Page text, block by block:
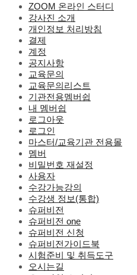
ZOOM 온라인 스터디
강사진 소개
개인정보 처리방침
결제
계정
공지사항
교육문의
교육문의리스트
기관전용멤버쉽
내 멤버쉽
로그아웃
로그인
마스터/교육기관 전용몰
멤버
비밀번호 재설정
사용자
수강가능강의
수강생 정보(통합)
슈퍼비전
슈퍼비전 one
슈퍼비전 신청
슈퍼비전가이드북
시험준비 및 취득도구
오시는길